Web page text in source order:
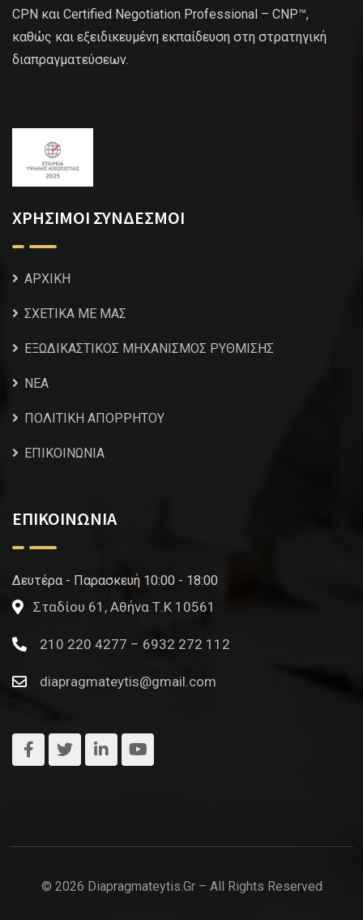
CPN και Certified Negotiation Professional – CNP™,
καθώς και εξειδικευμένη εκπαίδευση στη στρατηγική
διαπραγματεύσεων.
ΧΡΗΣΙΜΟΙ ΣΥΝΔΕΣΜΟΙ
ΑΡΧΙΚΗ
ΣΧΕΤΙΚΑ ΜΕ ΜΑΣ
ΕΞΩΔΙΚΑΣΤΙΚΟΣ ΜΗΧΑΝΙΣΜΟΣ ΡΥΘΜΙΣΗΣ
NEA
ΠΟΛΙΤΙΚΗ ΑΠΟΡΡΗΤΟΥ
ΕΠΙΚΟΙΝΩΝΙΑ
ΕΠΙΚΟΙΝΩΝΙΑ
Δευτέρα - Παρασκευή 10:00 - 18:00
Σταδίου 61, Αθήνα Τ.Κ 10561
210 220 4277 – 6932 272 112
diapragmateytis@gmail.com
© 2026 Diapragmateytis.gr – All Rights Reserved